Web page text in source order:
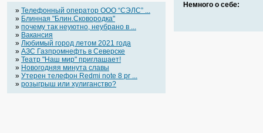
» Телефонный оператор OOO “СЭЛС” ...
» Блинная "Блин.Сковородка"
» почему так неуютно, неубрано в ...
» Вакансия
» Любимый город летом 2021 года
» АЗС Газпромнефть в Северске
» Театр "Наш мир" приглашает!
» Новогодняя минута славы
» Утерен телефон Redmi note 8 pr ...
» розыгрыш или хулиганство?
Немного о себе: